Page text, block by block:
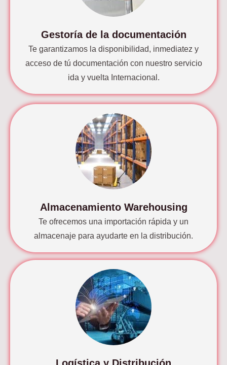
Gestoría de la documentación
Te garantizamos la disponibilidad, inmediatez y
acceso de tú documentación con nuestro servicio
ida y vuelta Internacional.
Almacenamiento Warehousing
Te ofrecemos una importación rápida y un
almacenaje para ayudarte en la distribución.